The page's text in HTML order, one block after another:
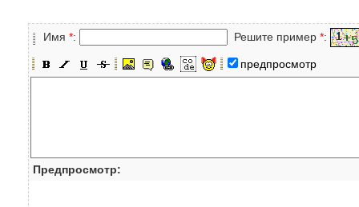
Имя *: Решите пример *:
предпросмотр
Предпросмотр: